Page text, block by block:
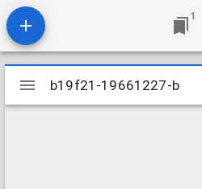
1
Mirador
viewer
b19f21-19661227-b
b19f21-19661227-b